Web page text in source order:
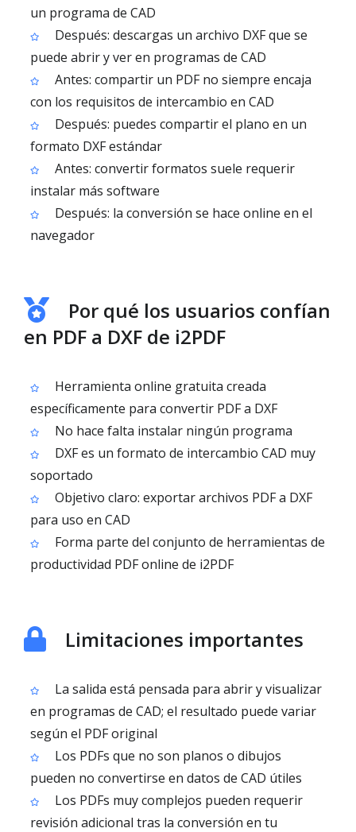
un programa de CAD
Después: descargas un archivo DXF que se
puede abrir y ver en programas de CAD
Antes: compartir un PDF no siempre encaja
con los requisitos de intercambio en CAD
Después: puedes compartir el plano en un
formato DXF estándar
Antes: convertir formatos suele requerir
instalar más software
Después: la conversión se hace online en el
navegador
Por qué los usuarios confían
en PDF a DXF de i2PDF
Herramienta online gratuita creada
específicamente para convertir PDF a DXF
No hace falta instalar ningún programa
DXF es un formato de intercambio CAD muy
soportado
Objetivo claro: exportar archivos PDF a DXF
para uso en CAD
Forma parte del conjunto de herramientas de
productividad PDF online de i2PDF
Limitaciones importantes
La salida está pensada para abrir y visualizar
en programas de CAD; el resultado puede variar
según el PDF original
Los PDFs que no son planos o dibujos
pueden no convertirse en datos de CAD útiles
Los PDFs muy complejos pueden requerir
revisión adicional tras la conversión en tu